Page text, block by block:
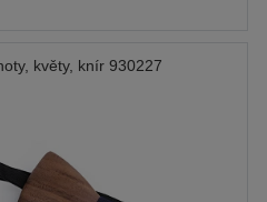
květy, knír 930227